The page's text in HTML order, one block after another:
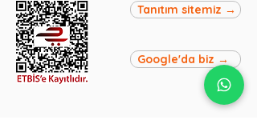
Tanıtım sitemiz →
Google'da biz →